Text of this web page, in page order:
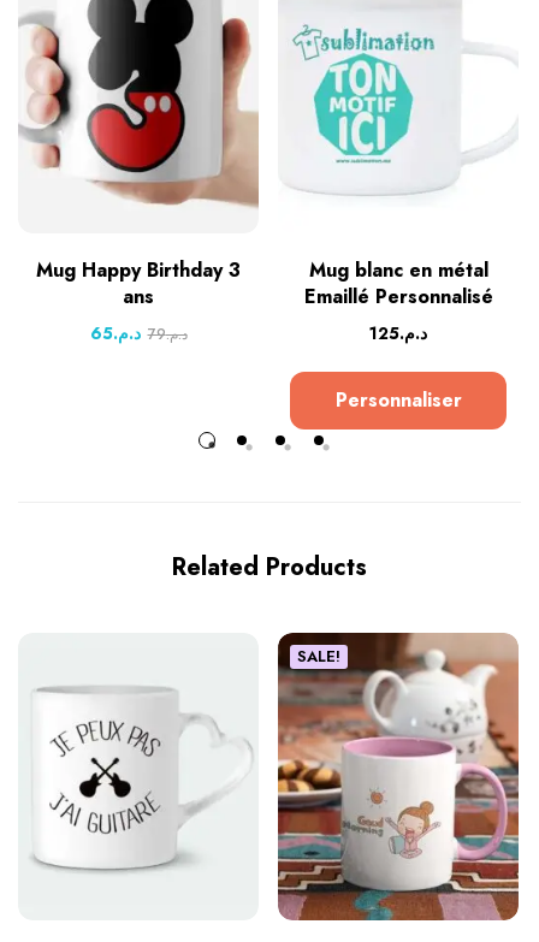
Mug Happy Birthday 3
ans
د.م.65 د.م.79
Mug blanc en métal
Emaillé Personnalisé
د.م.125
Personnaliser
Related Products
SALE!